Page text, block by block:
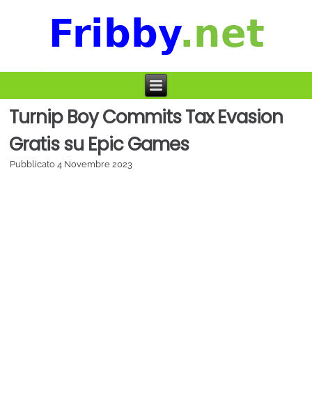
Turnip Boy Commits Tax Evasion
Gratis su Epic Games
Pubblicato 4 Novembre 2023